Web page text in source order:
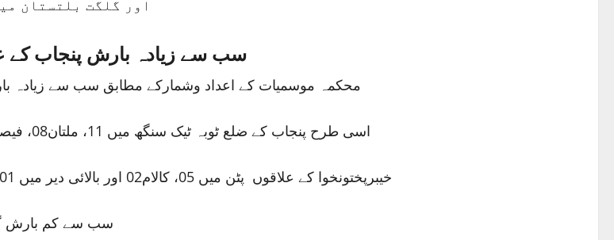
اور گلگت بلتستان
سب سے زیادہ بارش پنجاب کے علاقے نورپورتھل
محکمہ موسمیات کے اعداد وشمارکے مطابق سب سے زیادہ بارش پنجاب کے
اسی طرح پنجاب کے ضلع ٹوبہ ٹیک سنگھ میں 11، ملتان08، فیصل آباد07، جھنگ05، بھکراور جوہرآباد میں 02 ملی میٹر بارش ہوئی ۔
خیبرپختونخوا کے علاقوں پٹن میں 05، کالام02 اور بالائی دیر میں 01 میٹر جبکہ سندھ کے ضلع سکھرمیں 02ملی میٹر بارش ریکارڈ کی گئی۔
سب سے کم بارش گلگت